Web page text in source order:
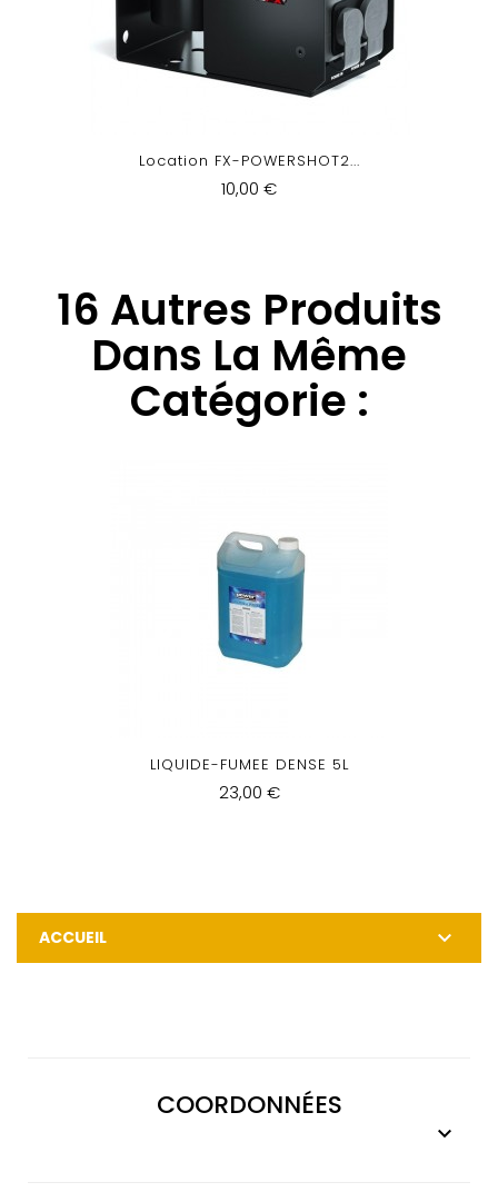
Location FX-POWERSHOT2...
10,00 €
16 Autres Produits
Dans La Même
Catégorie :
LIQUIDE-FUMEE DENSE 5L
23,00 €
ACCUEIL 
COORDONNÉES
